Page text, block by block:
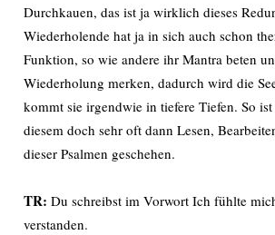
Durchkauen, das ist ja wirklich dieses
Wiederholende hat ja in sich auch schon
Funktion, so wie andere ihr Mantra beten
Wiederholung merken, dadurch wird die
kommt sie irgendwie in tiefere Tiefen. So
diesem doch sehr oft dann Lesen,
dieser Psalmen geschehen.
TR: Du schreibst im Vorwort Ich fühlte
verstanden.